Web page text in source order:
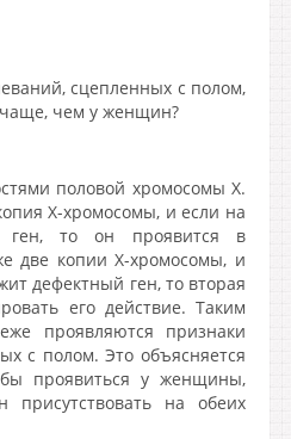
сцепленных с полом,
чем у женщин?
половой хромосомы X.
X-хромосомы, и если на
ген, то он проявится в
две копии X-хромосомы, и
дефектный ген, то вторая
его действие. Таким
проявляются признаки
с полом. Это объясняется
проявиться у женщины,
присутствовать на обеих